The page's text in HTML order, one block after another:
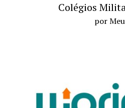
Colégios
por